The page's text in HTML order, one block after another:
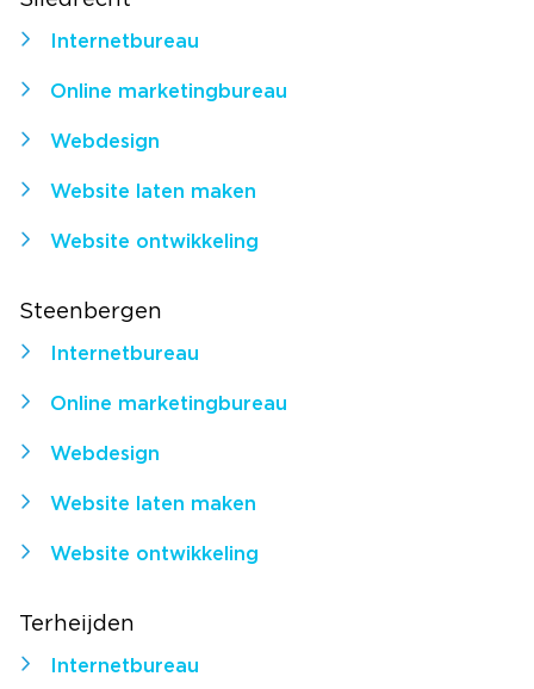
Internetbureau
Online marketingbureau
Webdesign
Website laten maken
Website ontwikkeling
Steenbergen
Internetbureau
Online marketingbureau
Webdesign
Website laten maken
Website ontwikkeling
Terheijden
Internetbureau